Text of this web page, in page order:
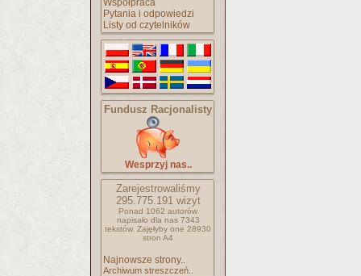
Współpraca
Pytania i odpowiedzi
Listy od czytelników
Fundusz Racjonalisty
Wesprzyj nas..
Zarejestrowaliśmy
295.775.191wizyt
Ponad 1062 autorów
napisało dla nas 7343
tekstów. Zajęłyby one 28930
stron A4
Najnowsze strony..
Archiwum streszczeń..